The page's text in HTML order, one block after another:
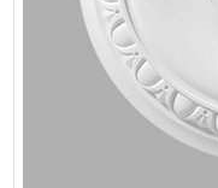
Розетка